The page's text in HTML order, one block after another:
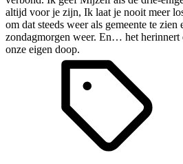
altijd voor je zijn, Ik laat je nooit meer
om dat steeds weer als gemeente te zien
zondagmorgen weer. En… het herinnert
onze eigen doop.